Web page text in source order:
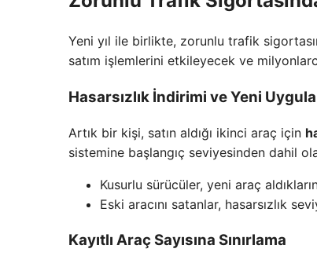
Yeni yıl ile birlikte, zorunlu trafik
satım işlemlerini etkileyecek ve
Hasarsızlık İndirimi ve Yeni
Artık bir kişi, satın aldığı ikinci araç için
sistemine başlangıç seviyesinden dahil
Kusurlu sürücüler, yeni araç
Eski aracını satanlar, hasarsızlık
Kayıtlı Araç Sayısına Sınırlama